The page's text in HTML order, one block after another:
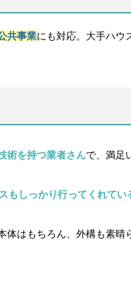
共事業にも対応。大手ハウ
術を持つ業者さんで、満足
もしっかり行ってくれてい
体はもちろん、外構も素晴